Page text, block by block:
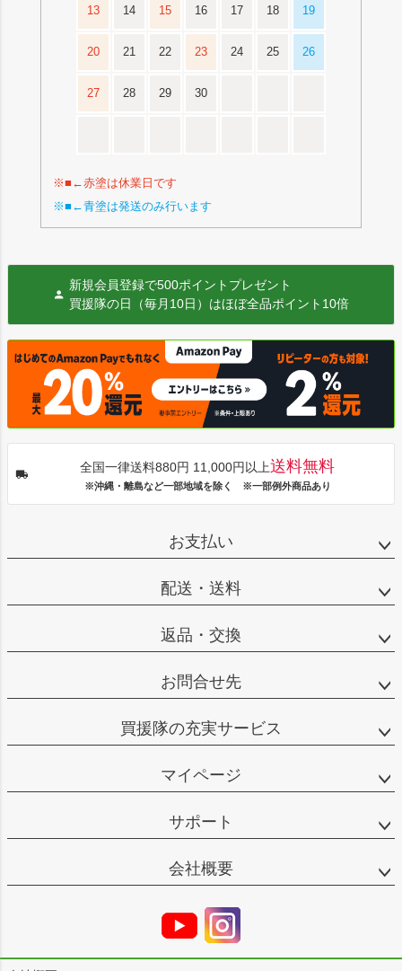
13 14 15 16 17 18 19
20 21 22 23 24 25 26
27 28 29 30
※■←赤塗は休業日です
※■←青塗は発送のみ行います
新規会員登録で500ポイントプレゼント
買援隊の日（毎月10日）はほぼ全品ポイント10倍
全国一律送料880円 11,000円以上送料無料
※沖縄・離島など一部地域を除く ※一部例外商品あり
お支払い
配送・送料
返品・交換
お問合せ先
買援隊の充実サービス
マイページ
サポート
会社概要